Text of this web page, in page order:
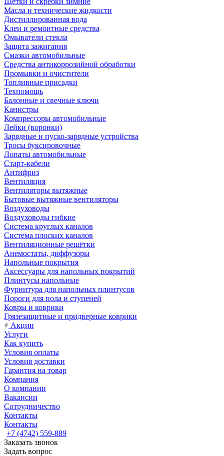
Масла и технические жидкости
Дистиллированная вода
Клеи и ремонтные средства
Омыватели стекла
Защита зажигания
Смазки автомобильные
Средства антикоррозийной обработки
Промывки и очистители
Топливные присадки
Техпомощь
Балонные и свечные ключи
Канистры
Компрессоры автомобильные
Лейки (воронки)
Зарядные и пуско-зарядные устройства
Тросы буксировочные
Лопаты автомобильные
Старт-кабели
Антифриз
Вентиляция
Вентиляторы вытяжные
Бытовые вытяжные вентиляторы
Воздуховоды
Воздуховоды гибкие
Система круглых каналов
Система плоских каналов
Вентиляционные решётки
Анемостаты, диффузоры
Напольные покрытия
Аксессуары для напольных покрытий
Плинтусы напольные
Фурнитура для напольных плинтусов
Пороги для пола и ступеней
Ковры и коврики
Грязезащитные и придверные коврики
Акции
Услуги
Как купить
Условия оплаты
Условия доставки
Гарантия на товар
Компания
О компании
Вакансии
Сотрудничество
Контакты
Контакты
+7 (4742) 559-889
Заказать звонок
Задать вопрос